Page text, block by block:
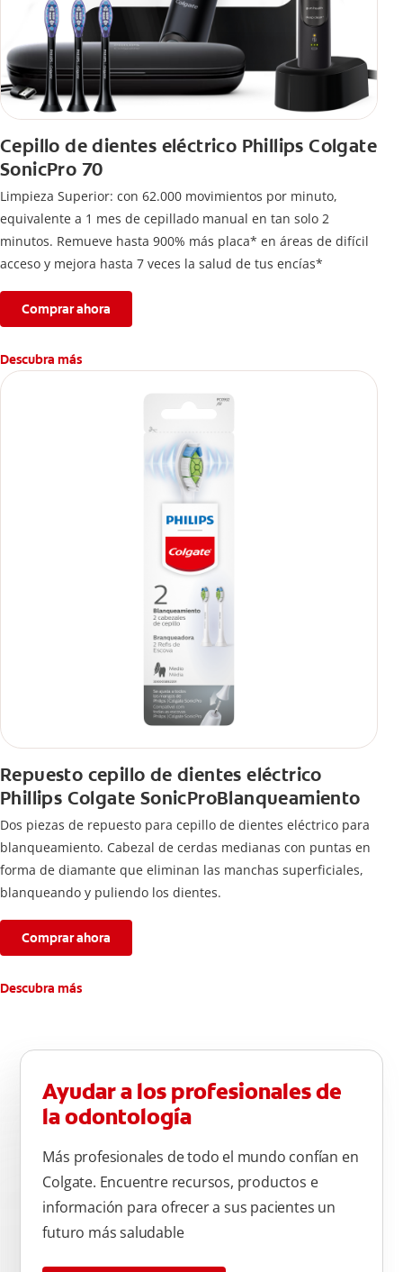
Cepillo de dientes eléctrico Phillips Colgate
SonicPro 70
Limpieza Superior: con 62.000 movimientos por minuto,
equivalente a 1 mes de cepillado manual en tan solo 2
minutos. Remueve hasta 900% más placa* en áreas de difícil
acceso y mejora hasta 7 veces la salud de tus encías*
Comprar ahora
Descubra más
Repuesto cepillo de dientes eléctrico
Phillips Colgate SonicProBlanqueamiento
Dos piezas de repuesto para cepillo de dientes eléctrico para
blanqueamiento. Cabezal de cerdas medianas con puntas en
forma de diamante que eliminan las manchas superficiales,
blanqueando y puliendo los dientes.
Comprar ahora
Descubra más
Ayudar a los profesionales de
la odontología
Más profesionales de todo el mundo confían en
Colgate. Encuentre recursos, productos e
información para ofrecer a sus pacientes un
futuro más saludable